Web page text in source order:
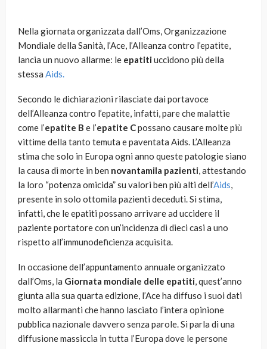
Nella giornata organizzata dall’Oms, Organizzazione
Mondiale della Sanità, l’Ace, l’Alleanza contro l’epatite,
lancia un nuovo allarme: le epatitiuccidono più della
stessa Aids.
Secondo le dichiarazioni rilasciate dai portavoce
dell’Alleanza contro l’epatite, infatti, pare che malattie
come l’epatite B e l’epatite Cpossano causare molte più
vittime della tanto temuta e paventata Aids. L’Alleanza
stima che solo in Europa ogni anno queste patologie siano
la causa di morte in ben novantamila pazienti, attestando
la loro “potenza omicida” su valori ben più alti dell’Aids,
presente in solo ottomila pazienti deceduti. Si stima,
infatti, che le epatiti possano arrivare ad uccidere il
paziente portatore con un’incidenza di dieci casi a uno
rispetto all’immunodeficienza acquisita.
In occasione dell’appuntamento annuale organizzato
dall’Oms, la Giornata mondiale delle epatiti, quest’anno
giunta alla sua quarta edizione, l’Ace ha diffuso i suoi dati
molto allarmanti che hanno lasciato l’intera opinione
pubblica nazionale davvero senza parole. Si parla di una
diffusione massiccia in tutta l’Europa dove le persone